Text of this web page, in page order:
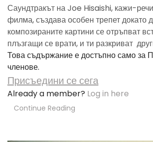
Саундтракът на Joe Hisaishi, кажи-
филма, създава особен трепет докато
композираните картини се отръпват
плъзгащи се врати, и ти разкриват
Това съдържание е достъпно само за
членове.
Присъедини се сега
Already a member? Log in here
Continue Reading